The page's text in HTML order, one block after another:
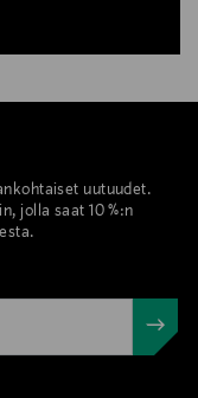
uutuudet.
jolla saat 10 %:n